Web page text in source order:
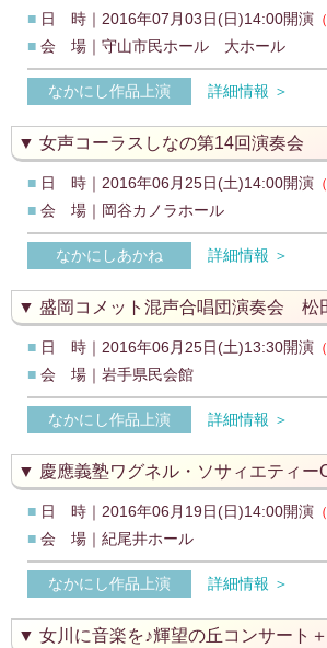
■ 日 時｜2016年07月03日(日)14:00開演
■ 会 場｜守山市民ホール 大ホール
なかにし作品上演 詳細情報 ＞
女声コーラスしなの第14回演奏会
■ 日 時｜2016年06月25日(土)14:00開演
■ 会 場｜岡谷カノラホール
なかにしあかね 詳細情報 ＞
盛岡コメット混声合唱団演奏会 松
■ 日 時｜2016年06月25日(土)13:30開演
■ 会 場｜岩手県民会館
なかにし作品上演 詳細情報 ＞
慶應義塾ワグネル・ソサィエティ
■ 日 時｜2016年06月19日(日)14:00開演
■ 会 場｜紀尾井ホール
なかにし作品上演 詳細情報 ＞
女川に音楽を♪輝望の丘コンサート